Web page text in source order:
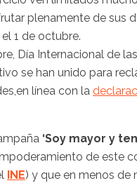
plenamente de sus
1 de octubre.
Día Internacional de
se han unido para
línea con la
‘Soy mayor y
de este
INE) y que en menos de